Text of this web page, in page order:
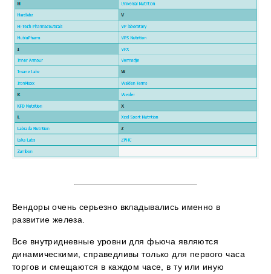
Вендоры очень серьезно вкладывались именно в
развитие железа.
Все внутридневные уровни для фьюча являются
динамическими, справедливы только для первого часа
торгов и смещаются в каждом часе, в ту или иную